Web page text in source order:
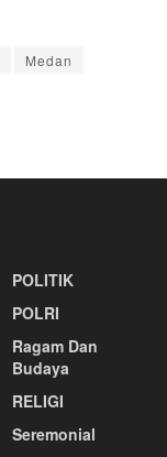
Medan
POLITIK
POLRI
Ragam Dan
Budaya
RELIGI
Seremonial